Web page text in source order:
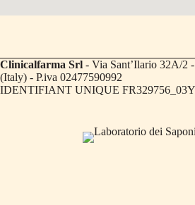
Clinicalfarma Srl - Via Sant’Ilario 32A/2
(Italy) - P.iva 02477590992
IDENTIFIANT UNIQUE